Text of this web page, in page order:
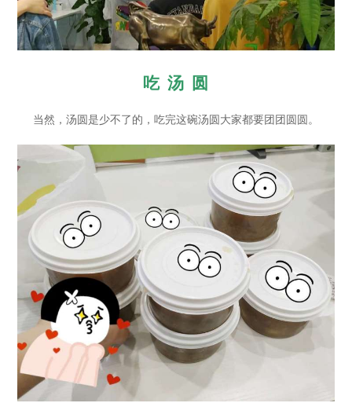
吃 汤 圆
当然，汤圆是少不了的，吃完这碗汤圆大家都要团团圆圆。